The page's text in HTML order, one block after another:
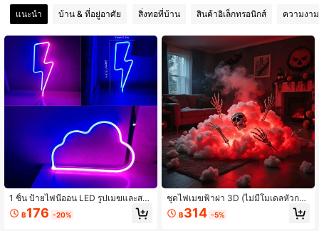
4.70 224 ผู้ติดตาม
4.70 224 ผู้ติดตาม
4.70 224 ผู้ติดตาม
4.70 224 ผู้ติดตาม
4.70 224 ผู้ติดตาม
แนะนำ บ้าน & ที่อยู่อาศัย สิ่งทอที่บ้าน สินค้าอิเล็กทรอนิกส์ ความงา
1 ชิ้น ป้ายไฟนีออน LED รูปเมฆและสา
ยฟ้า ตกแต่งผนัง ขนาดเมฆประมาณ 3
0x19 ซม. 11.8x7.4 นิ้ว ใช้แบตเตอรี่หรื
฿176 -20%
ชุดไฟเมฆฟ้าผ่า 3D (ไม่มีโมเดลหัวกะโ
หลก) พร้อมซิงค์เพลง เหมาะสำหรับฮาโ
ลวีน/คริสต์มาส และธีมวันหยุดอื่นๆ ไฟส
฿314 -5%